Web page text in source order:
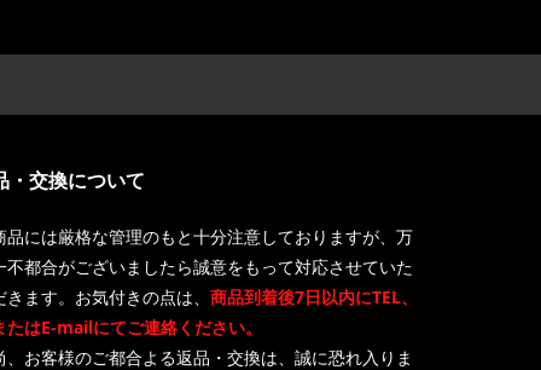
・交換について
品には厳格な管理のもと十分注意しておりますが、万
不都合がございましたら誠意をもって対応させていた
きます。お気付きの点は、 商品到着後7日以内にTEL、
たはE-mailにてご連絡ください。
、お客様のご都合よる返品・交換は、誠に恐れ入りま